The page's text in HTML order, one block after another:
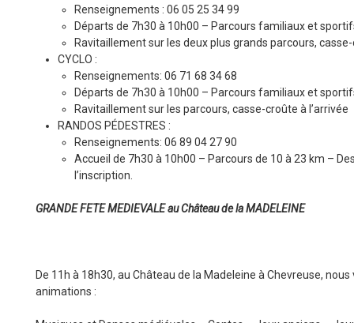
Renseignements : 06 05 25 34 99
Départs de 7h30 à 10h00 – Parcours familiaux et
Ravitaillement sur les deux plus grands parcours,
CYCLO :
Renseignements: 06 71 68 34 68
Départs de 7h30 à 10h00 – Parcours familiaux et
Ravitaillement sur les parcours, casse-croûte à l’arrivée
RANDOS PÉDESTRES :
Renseignements: 06 89 04 27 90
Accueil de 7h30 à 10h00 – Parcours de 10 à 23 km –
l’inscription.
GRANDE FETE MEDIEVALE au Château de la MADELEINE
De 11h à 18h30, au Château de la Madeleine à Chevreuse,
animations :